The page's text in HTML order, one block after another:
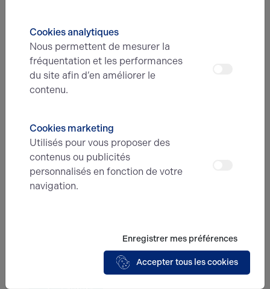
Type d'offre
dans le cadre de ma demande et de la
relation commerciale qui peut en découler.*
Cookies analytiques
Nous permettent de mesurer la
fréquentation et les performances
du site afin d’en améliorer le
contenu.
Cookies marketing
Utilisés pour vous proposer des
contenus ou publicités
personnalisés en fonction de votre
navigation.
Enregistrer mes préférences
Accepter tous les cookies